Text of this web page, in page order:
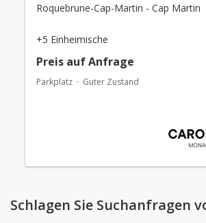
Roquebrune-Cap-Martin - Cap Martin
+5 Einheimische
Preis auf Anfrage
Parkplatz Guter Zustand
Schlagen Sie Suchanfragen